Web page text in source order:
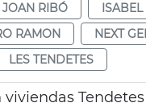
JOAN RIBÓ
RAMON NEXT
LES TENDETES